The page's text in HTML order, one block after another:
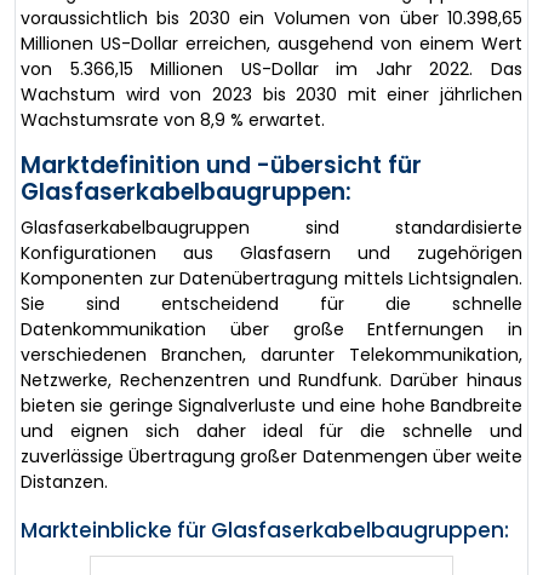
voraussichtlich bis 2030 ein Volumen von über 10.398,65
Millionen US-Dollar erreichen, ausgehend von einem Wert
von 5.366,15 Millionen US-Dollar im Jahr 2022. Das
Wachstum wird von 2023 bis 2030 mit einer jährlichen
Wachstumsrate von 8,9 % erwartet.
Marktdefinition und -übersicht für
Glasfaserkabelbaugruppen:
Glasfaserkabelbaugruppen sind standardisierte
Konfigurationen aus Glasfasern und zugehörigen
Komponenten zur Datenübertragung mittels Lichtsignalen.
Sie sind entscheidend für die schnelle
Datenkommunikation über große Entfernungen in
verschiedenen Branchen, darunter Telekommunikation,
Netzwerke, Rechenzentren und Rundfunk. Darüber hinaus
bieten sie geringe Signalverluste und eine hohe Bandbreite
und eignen sich daher ideal für die schnelle und
zuverlässige Übertragung großer Datenmengen über weite
Distanzen.
Markteinblicke für Glasfaserkabelbaugruppen: